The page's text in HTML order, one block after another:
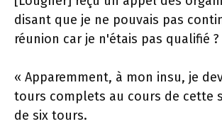
disant que je ne pouvais pas
réunion car je n'étais pas qualifié ?
« Apparemment, à mon insu, je
tours complets au cours de cette
de six tours.